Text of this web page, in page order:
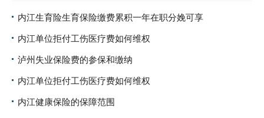
内江生育险生育保险缴费累积一年在职分娩可享
内江单位拒付工伤医疗费如何维权
泸州失业保险费的参保和缴纳
内江单位拒付工伤医疗费如何维权
内江健康保险的保障范围